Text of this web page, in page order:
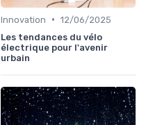
Innovation • 12/06/2025
Les tendances du vélo
électrique pour l'avenir
urbain